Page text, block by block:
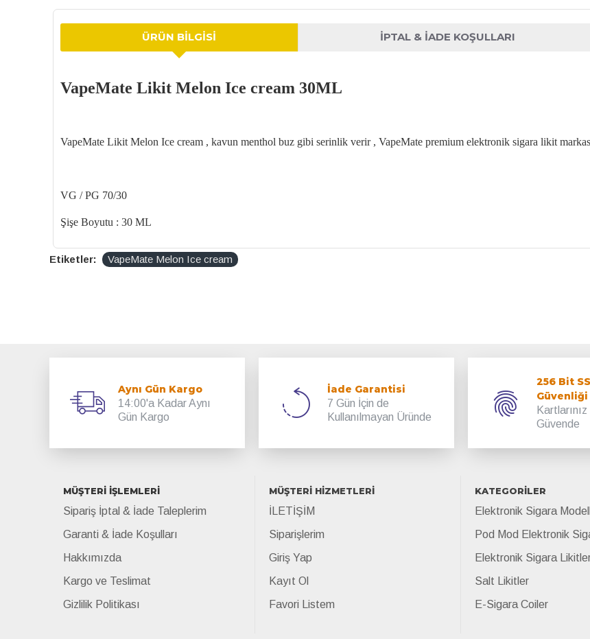
ÜRÜN BILGISI İPTAL & İADE KOŞULLARI
VapeMate Likit Melon Ice cream 30ML
VapeMate Likit Melon Ice cream , kavun menthol buz gibi serinlik verir , VapeMate premium elektronik sigara likit
VG / PG 70/30
Şişe Boyutu : 30 ML
Etiketler: VapeMate Melon Ice cream
Aynı Gün Kargo
14:00'a Kadar Aynı
Gün Kargo
İade Garantisi
7 Gün İçin de
Kullanılmayan Üründe
256 Bit
Güvenliği
Güvende
MÜŞTERİ İŞLEMLERİ
Sipariş İptal & İade Taleplerim
Garanti & İade Koşulları
Hakkımızda
Kargo ve Teslimat
Gizlilik Politikası
MÜŞTERİ HİZMETLERİ
İLETİŞİM
Siparişlerim
Giriş Yap
Kayıt Ol
Favori Listem
KATEGORİLER
Elektronik Sigara
Pod Mod Elektronik
Elektronik Sigara
Salt Likitler
E-Sigara Coiler